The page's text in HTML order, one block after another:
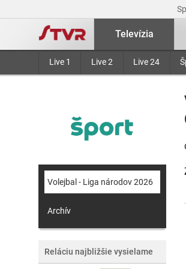
Televízia
Live 1 Live 2 Live 24
Volejbal - Liga národov 2026
Archív
Reláciu najbližšie vysielame